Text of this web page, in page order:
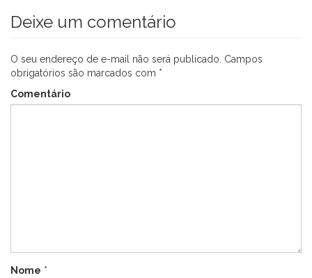
Deixe um comentário
O seu endereço de e-mail não será publicado. Campos
obrigatórios são marcados com *
Comentário
Nome *